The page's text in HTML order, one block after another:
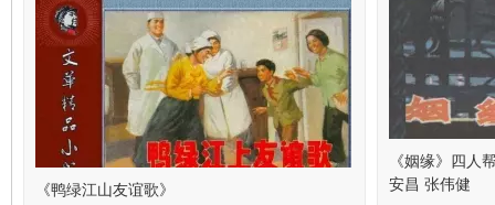
《姻缘》四人
安昌 张伟健
《鸭绿江山友谊歌》